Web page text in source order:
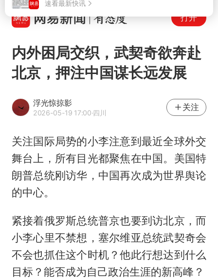
打开
内外困局交织，武契奇欲奔赴
北京，押注中国谋长远发展
浮光惊掠影
2026-05-19 17:00·四川
关注
关注国际局势的小李注意到最近全球外交
舞台上，所有目光都聚焦在中国。美国特
朗普总统刚访华，中国再次成为世界舆论
的中心。
紧接着俄罗斯总统普京也要到访北京，而
小李心里不禁想，塞尔维亚总统武契奇会
不会也抓住这个时机？他此行想达到什么
目标？能否成为自己政治生涯的新高峰？